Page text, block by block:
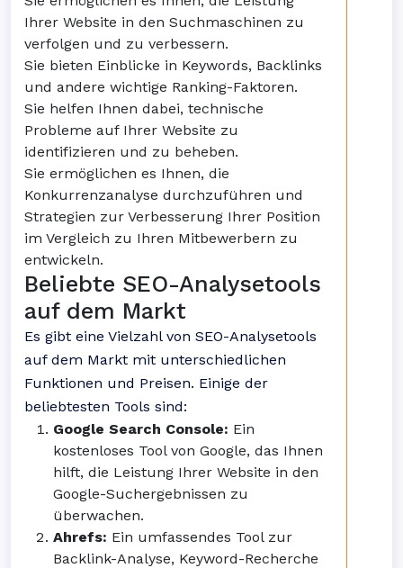
Ihrer Website in den Suchmaschinen zu
verfolgen und zu verbessern.
Sie bieten Einblicke in Keywords, Backlinks
und andere wichtige Ranking-Faktoren.
Sie helfen Ihnen dabei, technische
Probleme auf Ihrer Website zu
identifizieren und zu beheben.
Sie ermöglichen es Ihnen, die
Konkurrenzanalyse durchzuführen und
Strategien zur Verbesserung Ihrer Position
im Vergleich zu Ihren Mitbewerbern zu
entwickeln.
Beliebte SEO-Analysetools
auf dem Markt
Es gibt eine Vielzahl von SEO-Analysetools
auf dem Markt mit unterschiedlichen
Funktionen und Preisen. Einige der
beliebtesten Tools sind:
Google Search Console: Ein
kostenloses Tool von Google, das Ihnen
hilft, die Leistung Ihrer Website in den
Google-Suchergebnissen zu
überwachen.
Ahrefs: Ein umfassendes Tool zur
Backlink-Analyse, Keyword-Recherche